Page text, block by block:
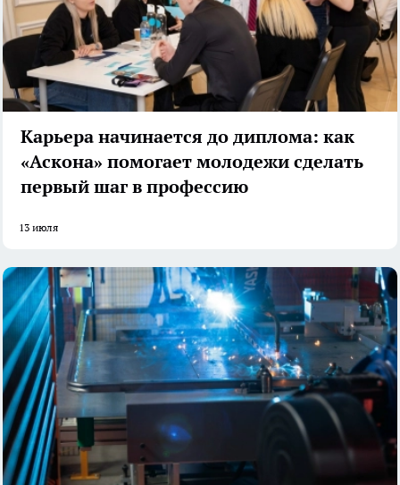
Карьера начинается до диплома: как
«Аскона» помогает молодежи сделать
первый шаг в профессию
13 июля